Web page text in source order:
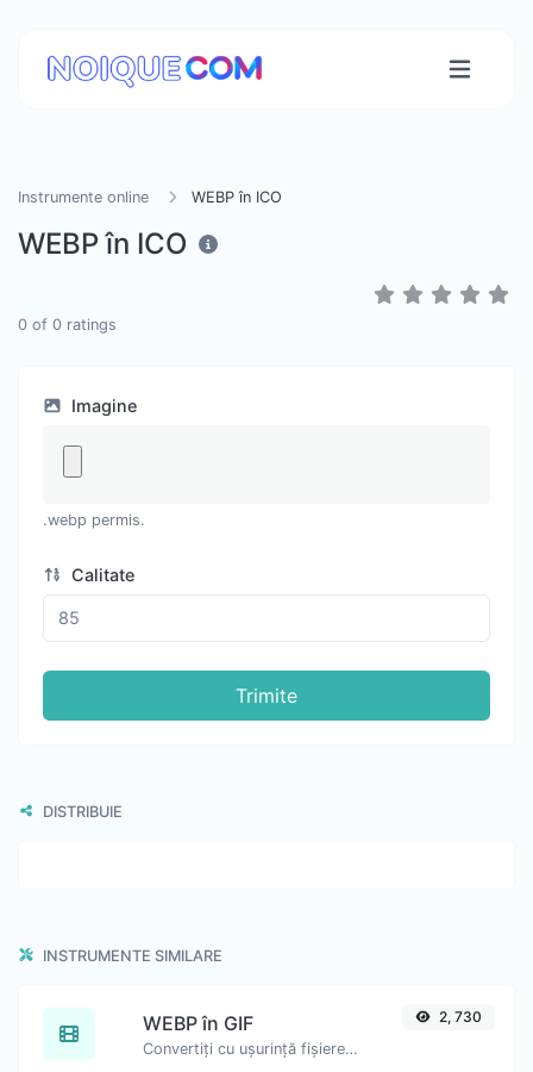
Instrumente online WEBP în ICO
WEBP în ICO
0 of 0 ratings
Imagine
.webp permis.
Calitate
Trimite
DISTRIBUIE
INSTRUMENTE SIMILARE
WEBP în GIF
Convertiți cu ușurință fișierele imagine WEBP în GIF.
2, 730